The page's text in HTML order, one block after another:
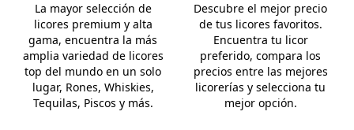
La mayor selección de
licores premium y alta
gama, encuentra la más
amplia variedad de licores
top del mundo en un solo
lugar, Rones, Whiskies,
Tequilas, Piscos y más.
Descubre el mejor precio
de tus licores favoritos.
Encuentra tu licor
preferido, compara los
precios entre las mejores
licorerías y selecciona tu
mejor opción.